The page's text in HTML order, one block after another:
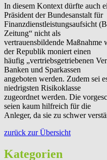
In diesem Kontext dürfte auch
Präsident der Bundesanstalt für
Finanzdienstleistungsaufsicht
Zeitung“ nicht als
vertrauensbildende Maßnahme
der Republik moniert einen
häufig „vertriebsgetriebenen
Banken und Sparkassen
angeboten werden. Zudem sei
niedrigsten Risikoklasse
zugeordnet werden. Die
seien kaum hilfreich für die
Anleger, da sie zu schwer
zurück zur Übersicht
Kategorien